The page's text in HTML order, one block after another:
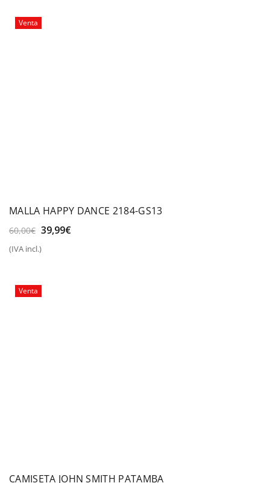
Venta
MALLA HAPPY DANCE 2184-GS13
60,00€ El
original
39,99€El
(IVA incl.)
Venta
CAMISETA JOHN SMITH PATAMBA